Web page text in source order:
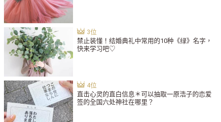
禁止装懂！结婚典礼中常用的10种《绿》名字，
快来学习吧♡
直击心灵的直白信息＊可以抽取一原浩子的恋爱
签的全国六处神社在哪里？